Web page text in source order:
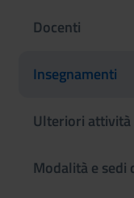
Docenti
Insegnamenti
Ulteriori
Modalità e sedi